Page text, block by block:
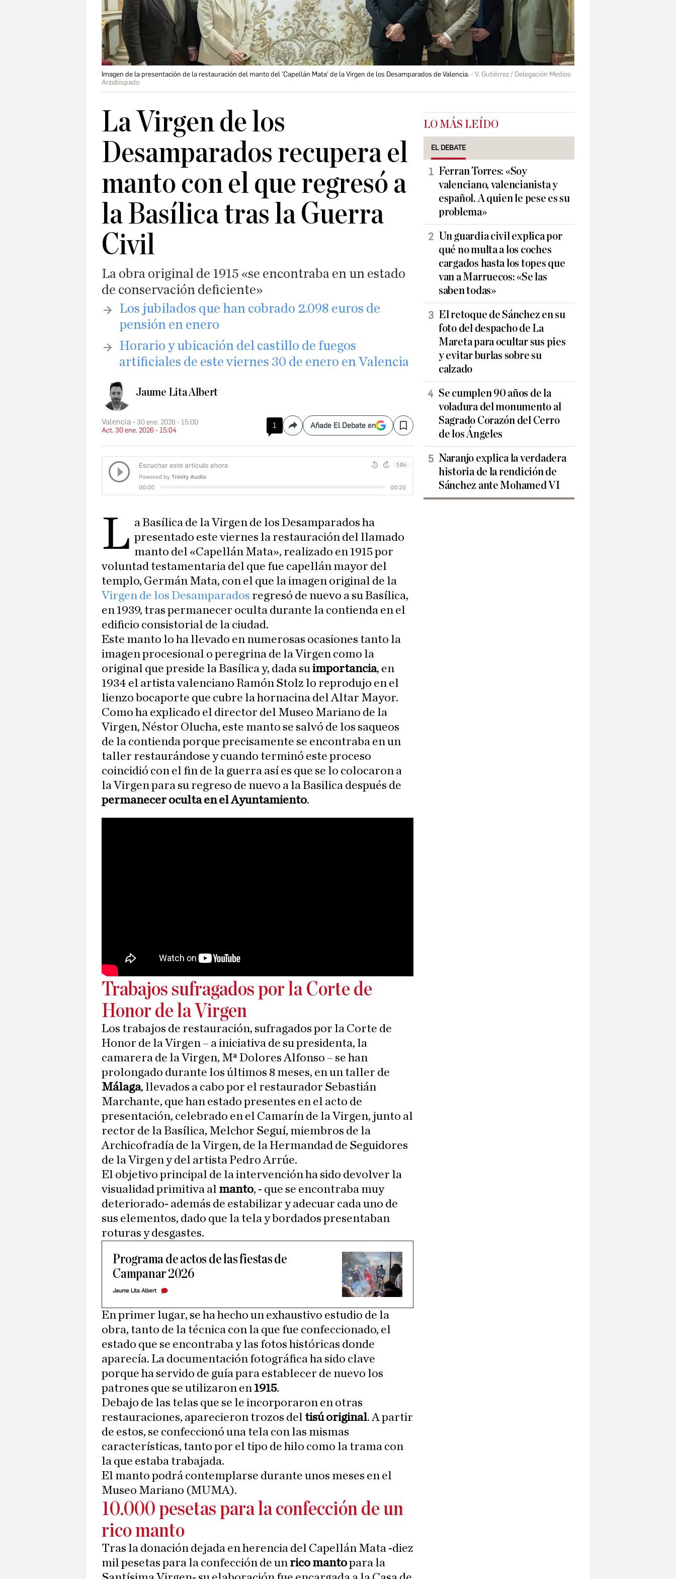
Imagen de la presentación de la restauración del manto del 'Capellán Mata' de la Virgen de los Desamparados de Valencia.
V. Gutiérrez / Delegación Medios
Arzobispado
La Virgen de los
Desamparados recupera el
manto con el que regresó a
la Basílica tras la Guerra
Civil
La obra original de 1915 «se encontraba en un estado
de conservación deficiente»
Los jubilados que han cobrado 2.098 euros de
pensión en enero
Horario y ubicación del castillo de fuegos
artificiales de este viernes 30 de enero en Valencia
Jaume Lita Albert
Valencia
30 ene. 2026 - 15:00
Act. 30 ene. 2026 - 15:04
1 CompartirAñade El Debate en Save
L a Basílica de la Virgen de los Desamparados ha
presentado este viernes la restauración del llamado
manto del «Capellán Mata», realizado en 1915 por
voluntad testamentaria del que fue capellán mayor del
templo, Germán Mata, con el que la imagen original de la
Virgen de los Desamparados regresó de nuevo a su Basílica,
en 1939, tras permanecer oculta durante la contienda en el
edificio consistorial de la ciudad.
Este manto lo ha llevado en numerosas ocasiones tanto la
imagen procesional o peregrina de la Virgen como la
original que preside la Basílica y, dada suimportancia, en
1934 el artista valenciano Ramón Stolz lo reprodujo en el
lienzo bocaporte que cubre la hornacina del Altar Mayor.
Como ha explicado el director del Museo Mariano de la
Virgen, Néstor Olucha, este manto se salvó de los saqueos
de la contienda porque precisamente se encontraba en un
taller restaurándose y cuando terminó este proceso
coincidió con el fin de la guerra así es que se lo colocaron a
la Virgen para su regreso de nuevo a la Basilica después de
permanecer oculta en el Ayuntamiento.
Trabajos sufragados por la Corte de
Honor de la Virgen
Los trabajos de restauración, sufragados por la Corte de
Honor de la Virgen – a iniciativa de su presidenta, la
camarera de la Virgen, Mª Dolores Alfonso – se han
prolongado durante los últimos 8 meses, en un taller de
Málaga, llevados a cabo por el restaurador Sebastián
Marchante, que han estado presentes en el acto de
presentación, celebrado en el Camarín de la Virgen, junto al
rector de la Basílica, Melchor Seguí, miembros de la
Archicofradía de la Virgen, de la Hermandad de Seguidores
de la Virgen y del artista Pedro Arrúe.
El objetivo principal de la intervención ha sido devolver la
visualidad primitiva al manto, - que se encontraba muy
deteriorado- además de estabilizar y adecuar cada uno de
sus elementos, dado que la tela y bordados presentaban
roturas y desgastes.
Programa de actos de las fiestas de
Campanar 2026
Jaume Lita Albert
En primer lugar, se ha hecho un exhaustivo estudio de la
obra, tanto de la técnica con la que fue confeccionado, el
estado que se encontraba y las fotos históricas donde
aparecía. La documentación fotográfica ha sido clave
porque ha servido de guía para establecer de nuevo los
patrones que se utilizaron en 1915.
Debajo de las telas que se le incorporaron en otras
restauraciones, aparecieron trozos del tisú original. A partir
de estos, se confeccionó una tela con las mismas
características, tanto por el tipo de hilo como la trama con
la que estaba trabajada.
El manto podrá contemplarse durante unos meses en el
Museo Mariano (MUMA).
10.000 pesetas para la confección de un
rico manto
Tras la donación dejada en herencia del Capellán Mata -diez
mil pesetas para la confección de un rico mantopara la
LO MÁS LEÍDO
EL DEBATE
Ferran Torres: «Soy
valenciano, valencianista y
español. A quien le pese es su
problema»
Un guardia civil explica por
qué no multa a los coches
cargados hasta los topes que
van a Marruecos: «Se las
saben todas»
El retoque de Sánchez en su
foto del despacho de La
Mareta para ocultar sus pies
y evitar burlas sobre su
calzado
Se cumplen 90 años de la
voladura del monumento al
Sagrado Corazón del Cerro
de los Ángeles
Naranjo explica la verdadera
historia de la rendición de
Sánchez ante Mohamed VI